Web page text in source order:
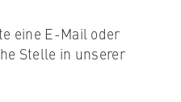
eine E-Mail oder
Stelle in unserer